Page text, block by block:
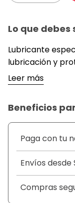
Lo que
Lubricante
lubricación y
transmisión de
entre los
manteniendo un
de la cadena.
rendimiento,
Características
Fórmula
cadena y
Reduce el
y piñones.
Leer más
Beneficios
Paga con tu
Envíos desde
Compras